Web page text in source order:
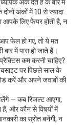
अंकों में 10 से ज्यादा
आपके लिए फेयर होती है, न
फेल हो गए, तो ये मत
में पास हो जाते हैं।
कम करनी चाहिए?
पर पिछले साल के
करें और अपने जवाबों की
— कब रिजल्ट आएगा,
और कौन से विषयों में
का स्रोत बनेंगी, न